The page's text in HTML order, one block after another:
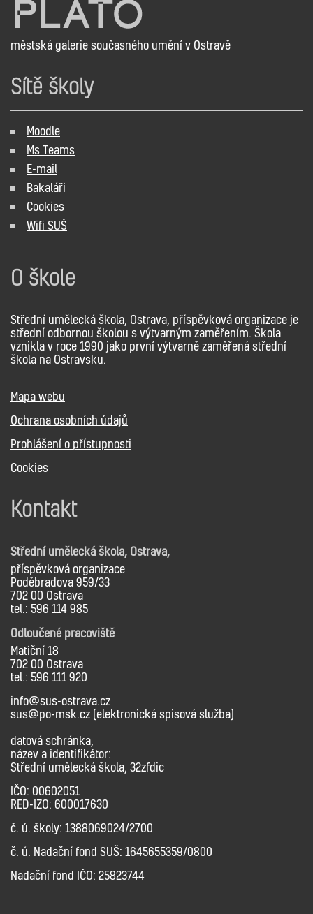
městská galerie současného umění v Ostravě
Sítě školy
Moodle
Ms Teams
E-mail
Bakaláři
Cookies
Wifi SUŠ
O škole
Střední umělecká škola, Ostrava, příspěvková organizace je
střední odbornou školou s výtvarným zaměřením. Škola
vznikla v roce 1990 jako první výtvarně zaměřená střední
škola na Ostravsku.
Mapa webu
Ochrana osobních údajů
Prohlášení o přístupnosti
Cookies
Kontakt
Střední umělecká škola, Ostrava,
příspěvková organizace
Poděbradova 959/33
702 00 Ostrava
tel.: 596 114 985
Odloučené pracoviště
Matiční 18
702 00 Ostrava
tel.: 596 111 920
info@sus-ostrava.cz
sus@po-msk.cz (elektronická spisová služba)
datová schránka,
název a identifikátor:
Střední umělecká škola, 32zfdic
IČO: 00602051
RED-IZO: 600017630
č. ú. školy: 1388069024/2700
č. ú. Nadační fond SUŠ: 1645655359/0800
Nadační fond IČO: 25823744